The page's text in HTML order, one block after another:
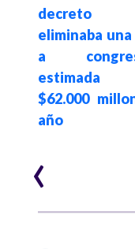
decreto
eliminaba una
a
$62.000
año
‹